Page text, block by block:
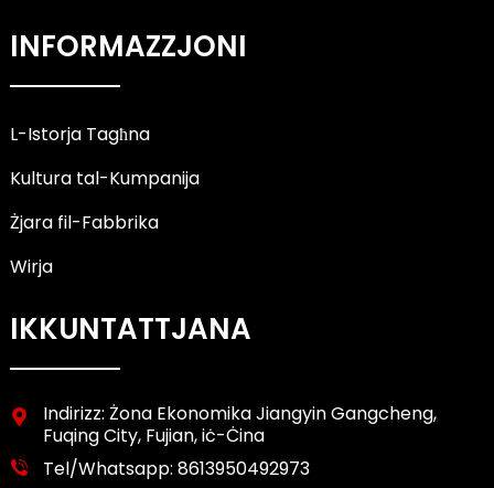
INFORMAZZJONI
L-Istorja Tagħna
Kultura tal-Kumpanija
Żjara fil-Fabbrika
Wirja
IKKUNTATTJANA
Indirizz: Żona Ekonomika Jiangyin Gangcheng,
Fuqing City, Fujian, iċ-Ċina
Tel/Whatsapp: 8613950492973